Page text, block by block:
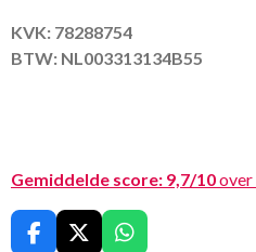
KVK: 78288754
BTW: NL003313134B55
Gemiddelde score: 9,7/10over
F
X
W